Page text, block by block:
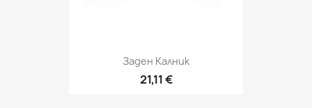
Заден Калник
21,11 €